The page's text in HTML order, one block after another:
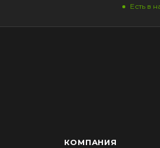
Есть в
КОМПАНИЯ